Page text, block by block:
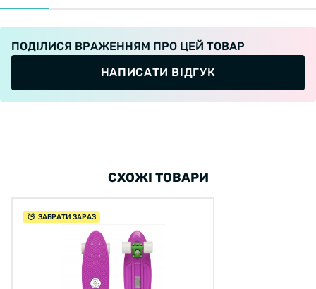
ПОДІЛИСЯ ВРАЖЕННЯМ ПРО ЦЕЙ ТОВАР
НАПИСАТИ ВІДГУК
СХОЖІ ТОВАРИ
ЗАБРАТИ ЗАРАЗ